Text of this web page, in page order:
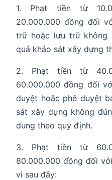
1. Phạt tiền từ
20.000.000 đồng đối
trữ hoặc lưu trữ không
quả khảo sát xây dựng
2. Phạt tiền từ
60.000.000 đồng đối
duyệt hoặc phê duyệt
sát xây dựng không
dung theo quy định.
3. Phạt tiền từ
80.000.000 đồng đối
vi sau đây: